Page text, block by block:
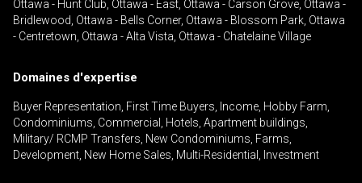
Ottawa - Hunt Club, Ottawa - East, Ottawa - Carson Grove, Ottawa -
Bridlewood, Ottawa - Bells Corner, Ottawa - Blossom Park, Ottawa
- Centretown, Ottawa - Alta Vista, Ottawa - Chatelaine Village
Domaines d'expertise
Buyer Representation, First Time Buyers, Income, Hobby Farm,
Condominiums, Commercial, Hotels, Apartment buildings,
Military/ RCMP Transfers, New Condominiums, Farms,
Development, New Home Sales, Multi-Residential, Investment